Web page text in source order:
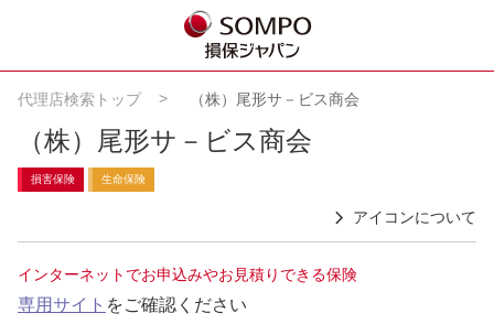
代理店検索トップ （株）尾形サ－ビス商会
（株）尾形サ－ビス商会
損害保険 生命保険
アイコンについて
インターネットでお申込みやお見積りできる保険
専用サイト をご確認ください